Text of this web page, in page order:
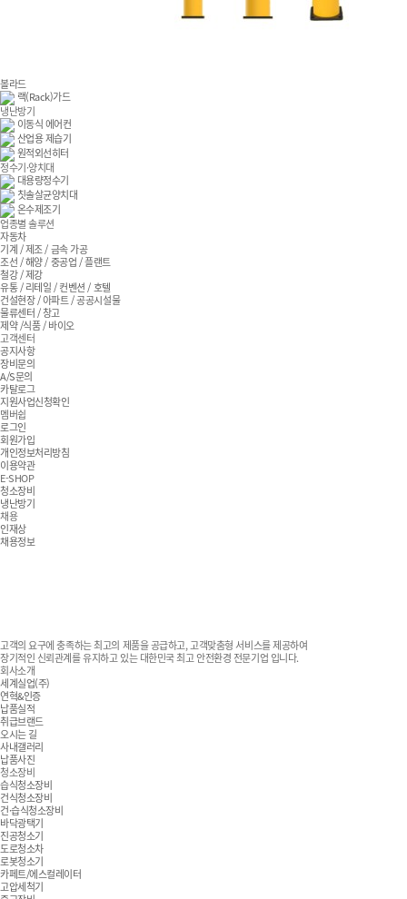
볼라드
랙(Rack)가드
냉난방기
이동식 에어컨
산업용 제습기
원적외선히터
정수기·양치대
대용량정수기
칫솔살균양치대
온수제조기
업종별 솔루션
자동차
기계 / 제조 / 금속 가공
조선 / 해양 / 중공업 / 플랜트
철강 / 제강
유통 / 리테일 / 컨벤션 / 호텔
건설현장 / 아파트 / 공공시설물
물류센터 / 창고
제약 /식품 / 바이오
고객센터
공지사항
장비문의
A/S문의
카탈로그
지원사업신청확인
멤버쉽
로그인
회원가입
개인정보처리방침
이용약관
E-SHOP
청소장비
냉난방기
채용
인재상
채용정보
고객의 요구에 충족하는 최고의 제품을 공급하고, 고객맞춤형 서비스를 제공하여
장기적인 신뢰관계를 유지하고 있는 대한민국 최고 안전환경 전문기업 입니다.
회사소개
세계실업(주)
연혁&인증
납품실적
취급브랜드
오시는 길
사내갤러리
납품사진
청소장비
습식청소장비
건식청소장비
건·습식청소장비
바닥광택기
진공청소기
도로청소차
로봇청소기
카페트/에스컬레이터
고압세척기